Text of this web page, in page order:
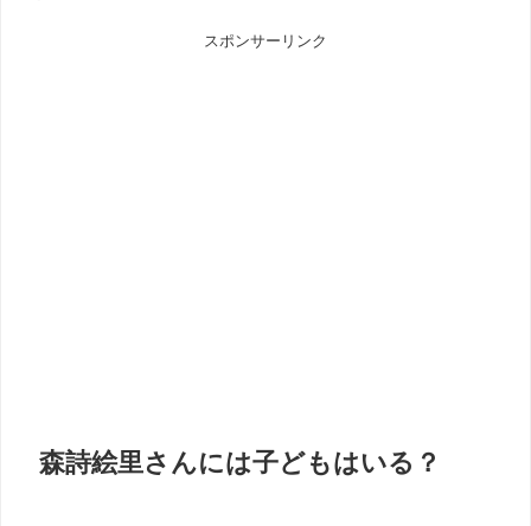
スポンサーリンク
森詩絵里さんには子どもはいる？